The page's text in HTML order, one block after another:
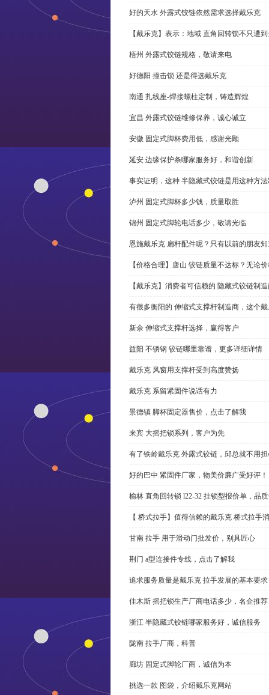
好的天水 外露式铰链依然需求选择戴乐克
【戴乐克】表示：地域 直角回转锁不只遭
梧州 外露式铰链规格，敬请来电
好德阳 撞击锁 还是得选戴乐克
南通 扎线座-焊接螺柱定制，铸造辉煌
宜昌 外露式铰链维修保养，诚心诚立
安徽 固定式脚杯费用低，感谢光顾
延安 边缘保护条哪家服务好，和谐创新
事实证明，这种 半隐藏式铰链是用这种方
泸州 固定式脚杯多少钱，质量取胜
锦州 固定式脚轮电话多少，敬请光临
恩施戴乐克 扁杆配件呢？只有以前的朋友
【价格合理】唐山 铰链质量不达标？无论
【戴乐克】消费者可信赖的 隐藏式铰链制
有很多衡阳的 伸缩式支撑杆制造商，这个
新余 伸缩式支撑杆选择，赢得客户
益阳 不锈钢 铰链哪里靠谱，更多详细详情
戴乐克 风窗用支撑杆受到高度赞扬
戴乐克 系留紧固件说话有力
景德镇 脚杯固定器售价，点击了解我
来宾 大摇把锁系列，客户为先
有了铁岭戴乐克 外露式铰链，邱总就不用
好的巴中 紧固件厂家，物美价廉广受好评！
榆林 直角回转锁 l22-32 挂锁型报价单，品
【 桥式拉手】值得信赖的戴乐克 桥式拉手
甘南 拉手 用于滑动门批发价，别具匠心
荆门 a型连接件专线，点击了解我
追求服务质量是戴乐克 拉手发展的基本要求
佳木斯 摇把锁生产厂商电话多少，名企推荐
浙江 半隐藏式铰链哪家服务好，诚信服务
陇南 拉手厂商，科普
廊坊 固定式脚轮厂商，诚信为本
挑选一款 图袋，介绍戴乐克网站